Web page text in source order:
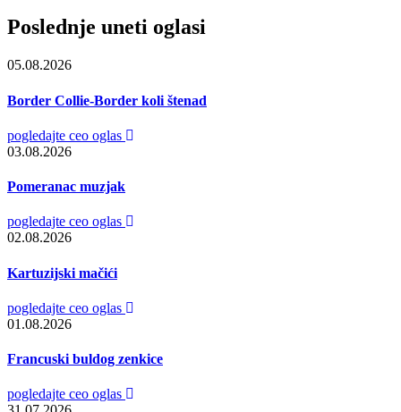
Poslednje uneti oglasi
05.08.2026
Border Collie-Border koli štenad
pogledajte ceo oglas
03.08.2026
Pomeranac muzjak
pogledajte ceo oglas
02.08.2026
Kartuzijski mačići
pogledajte ceo oglas
01.08.2026
Francuski buldog zenkice
pogledajte ceo oglas